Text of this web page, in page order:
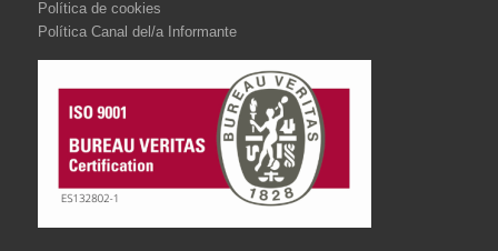
Política de cookies
Política Canal del/a Informante